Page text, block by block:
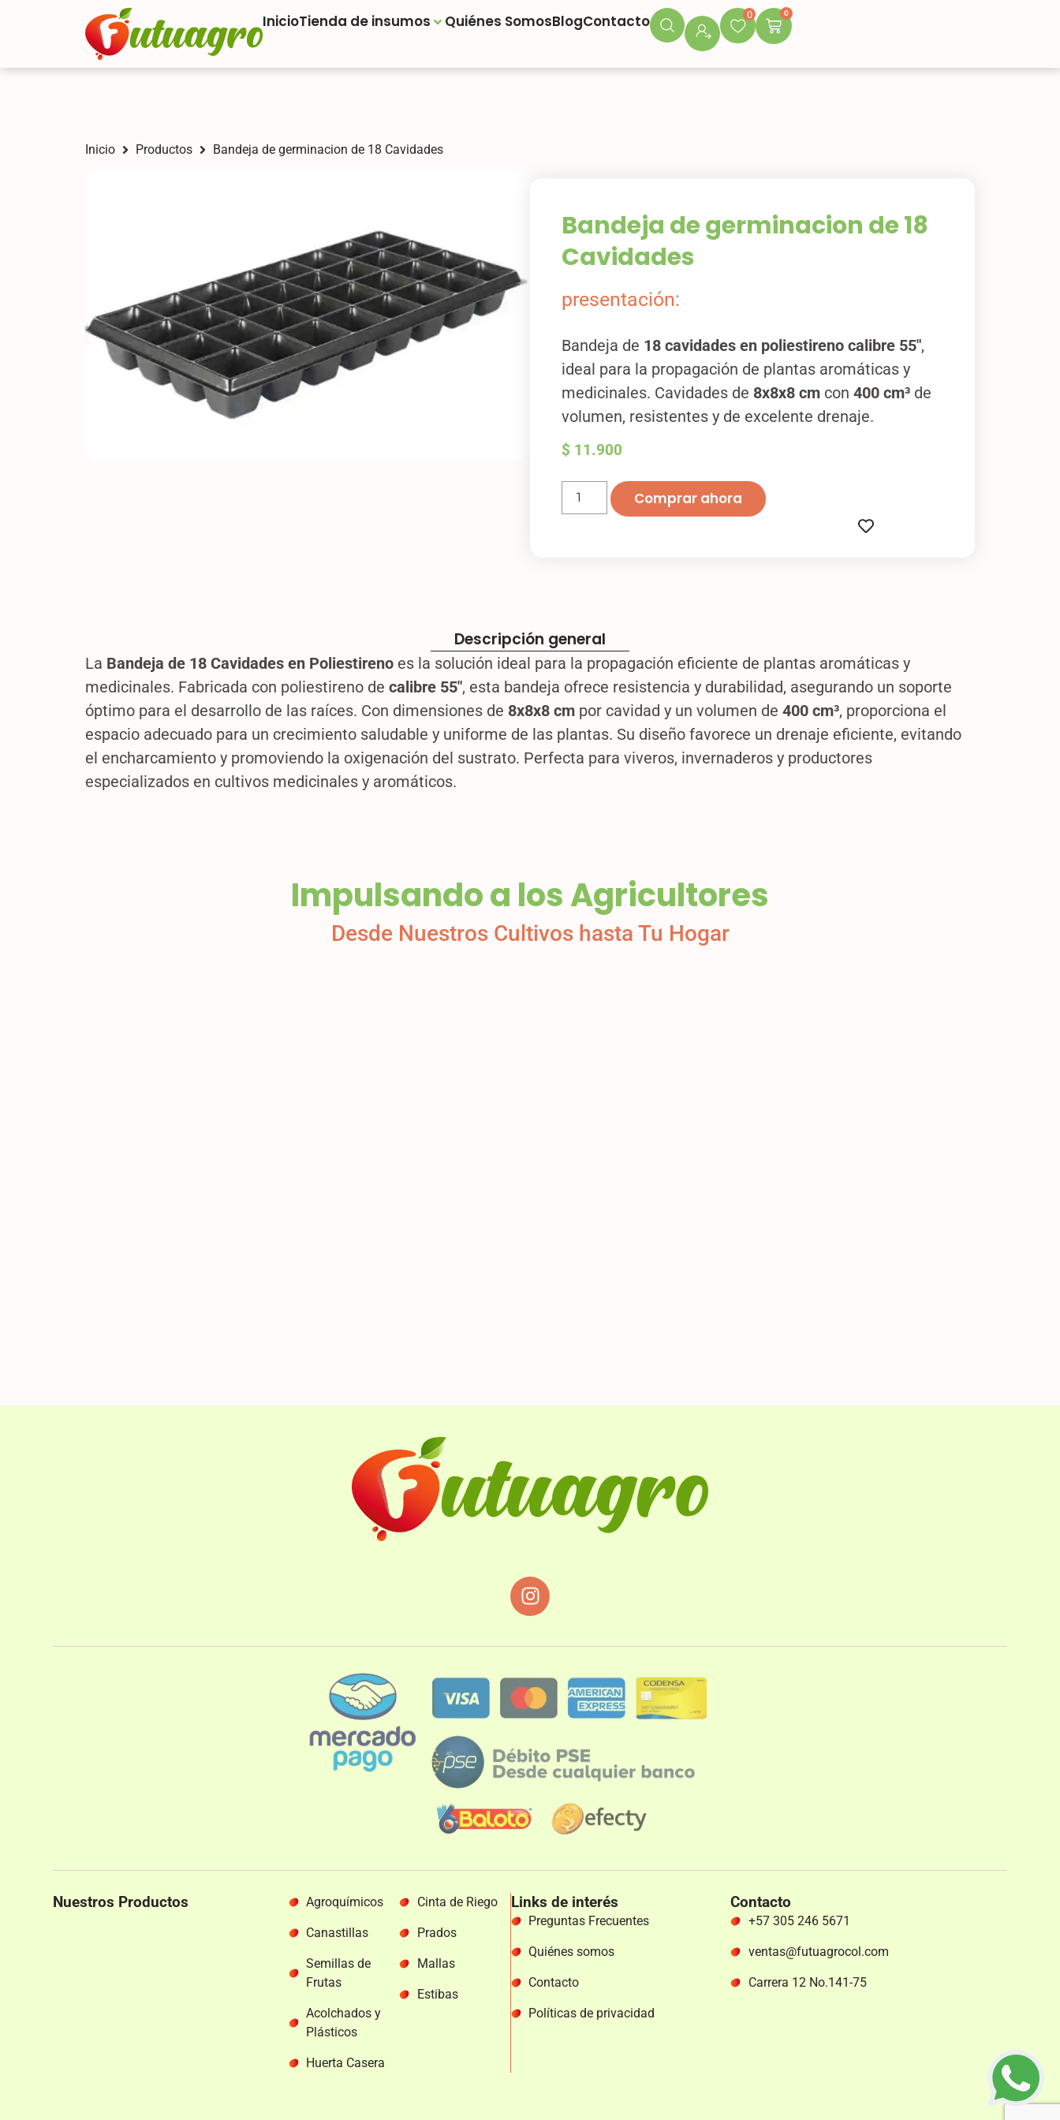
InicioTienda de insumos Quiénes SomosBlogContacto 0 0
Inicio Productos Bandeja de germinacion de 18 Cavidades
Bandeja de germinacion de 18
Cavidades
presentación:
Bandeja de 18 cavidades en poliestireno calibre 55″,
ideal para la propagación de plantas aromáticas y
medicinales. Cavidades de 8x8x8 cmcon 400 cm³de
volumen, resistentes y de excelente drenaje.
$ 11.900
Comprar ahora
Descripción general
La Bandeja de 18 Cavidades en Poliestirenoes la solución ideal para la propagación eficiente de plantas aromáticas y
medicinales. Fabricada con poliestireno de calibre 55″, esta bandeja ofrece resistencia y durabilidad, asegurando un soporte
óptimo para el desarrollo de las raíces. Con dimensiones de 8x8x8 cmpor cavidad y un volumen de 400 cm³, proporciona el
espacio adecuado para un crecimiento saludable y uniforme de las plantas. Su diseño favorece un drenaje eficiente, evitando
el encharcamiento y promoviendo la oxigenación del sustrato. Perfecta para viveros, invernaderos y productores
especializados en cultivos medicinales y aromáticos.
Impulsando a los Agricultores
Desde Nuestros Cultivos hasta Tu Hogar
Nuestros Productos Agroquímicos
Canastillas
Semillas de
Frutas
Acolchados y
Plásticos
Huerta Casera
Cinta de Riego
Prados
Mallas
Estibas
Links de interés
Preguntas Frecuentes
Quiénes somos
Contacto
Políticas de privacidad
Contacto
+57 305 246 5671
ventas@futuagrocol.com
Carrera 12 No.141-75